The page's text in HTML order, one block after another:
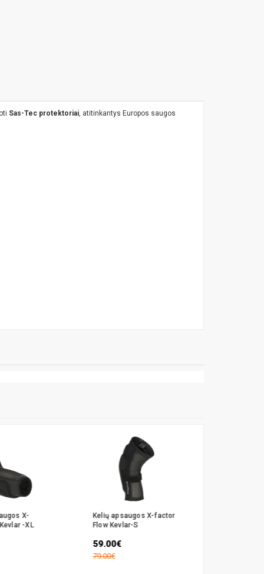
Sas-Tec protektoriai, atitinkantys Europos saugos
X-
-XL
Kelių apsaugos X-factor
Flow Kevlar-S
59.00€
79.00€